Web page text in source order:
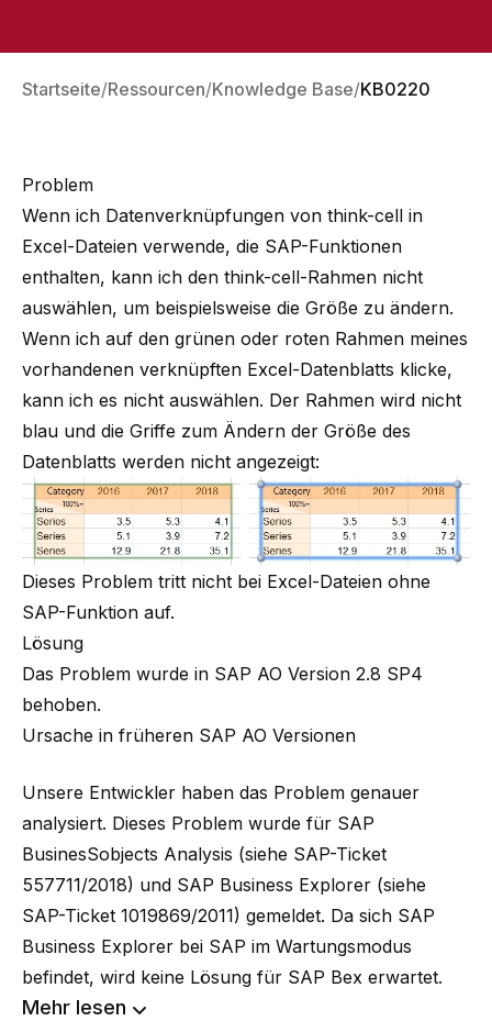
Startseite Ressourcen Knowledge Base KB0220
Problem
Wenn ich Datenverknüpfungen von think-cell in
Excel-Dateien verwende, die SAP-Funktionen
enthalten, kann ich den think-cell-Rahmen nicht
auswählen, um beispielsweise die Größe zu ändern.
Wenn ich auf den grünen oder roten Rahmen meines
vorhandenen verknüpften Excel-Datenblatts klicke,
kann ich es nicht auswählen. Der Rahmen wird nicht
blau und die Griffe zum Ändern der Größe des
Datenblatts werden nicht angezeigt:
Dieses Problem tritt nicht bei Excel-Dateien ohne
SAP-Funktion auf.
Lösung
Das Problem wurde in SAP AO Version 2.8 SP4
behoben.
Ursache in früheren SAP AO Versionen
Unsere Entwickler haben das Problem genauer
analysiert. Dieses Problem wurde für SAP
BusinesSobjects Analysis (siehe SAP-Ticket
557711/2018) und SAP Business Explorer (siehe
SAP-Ticket 1019869/2011) gemeldet. Da sich SAP
Business Explorer bei SAP im Wartungsmodus
befindet, wird keine Lösung für SAP Bex erwartet.
Mehr lesen